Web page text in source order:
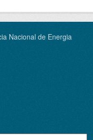
Nacional de Energia